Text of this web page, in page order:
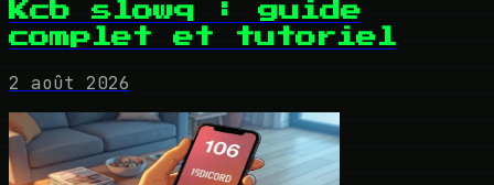
Kcb slowq : guide
complet et tutoriel
2 août 2026